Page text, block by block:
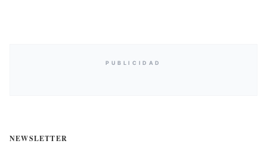
PUBLICIDAD
NEWSLETTER